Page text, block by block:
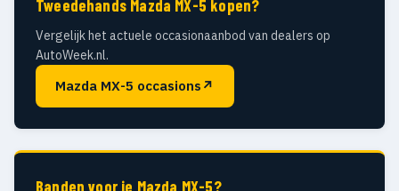
Tweedehands Mazda MX-5 kopen?
Vergelijk het actuele occasionaanbod van dealers op
AutoWeek.nl.
Mazda MX-5 occasions ↗
Banden voor je Mazda MX-5?